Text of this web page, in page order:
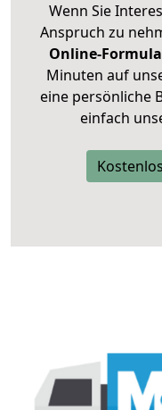
Wenn Sie
Anspruch zu
Online-
Minuten auf
eine persönliche
einfach